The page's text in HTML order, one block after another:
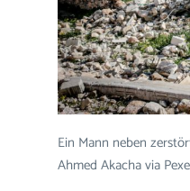
Ein Mann neben
Ahmed Akacha via